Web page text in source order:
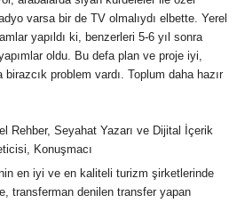
varsa bir de TV olmalıydı elbette. Yerel
yapıldı ki, benzerleri 5-6 yıl sonra
oldu. Bu defa plan ve proje iyi,
problem vardı. Toplum daha hazır
en iyi ve en kaliteli turizm şirketlerinde
transferman denilen transfer yapan